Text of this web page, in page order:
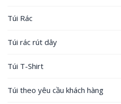
Túi Rác
Túi rác rút dây
Túi T-Shirt
Túi theo yêu cầu khách hàng